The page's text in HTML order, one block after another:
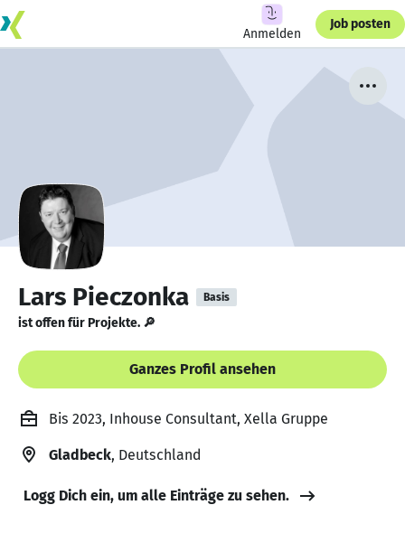
Anmelden
Job posten
Lars Pieczonka Basis
ist offen für Projekte. 🔎
Ganzes Profil ansehen
Bis 2023, Inhouse Consultant, Xella Gruppe
Gladbeck, Deutschland
Logg Dich ein, um alle Einträge zu sehen.